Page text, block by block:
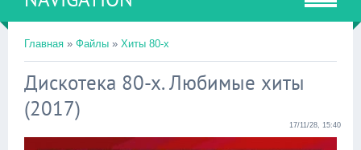
Главная » Файлы » Хиты 80-х
Дискотека 80-х. Любимые хиты
(2017)
17/11/28, 15:40